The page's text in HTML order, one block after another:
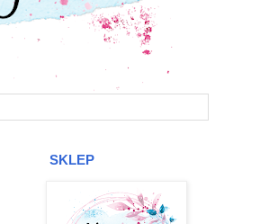
SKLEP